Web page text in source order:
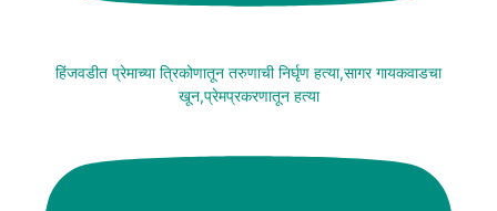
हिंजवडीत प्रेमाच्या त्रिकोणातून तरुणाची निर्घृण हत्या,सागर गायकवाडचा
खून,प्रेमप्रकरणातून हत्या